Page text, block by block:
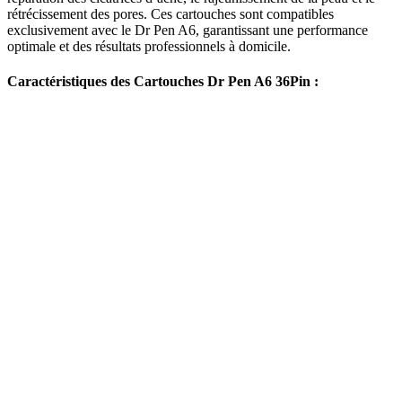
rétrécissement des pores. Ces cartouches sont compatibles
exclusivement avec le Dr Pen A6, garantissant une performance
optimale et des résultats professionnels à domicile.
Caractéristiques des Cartouches Dr Pen A6 36Pin :